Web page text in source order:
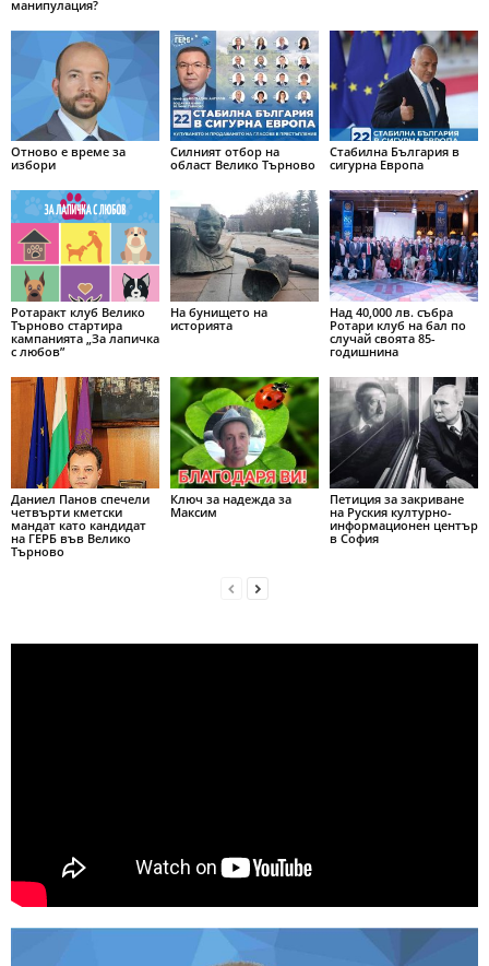
манипулация?
Отново е време за
избори
Силният отбор на
област Велико Търново
Стабилна България в
сигурна Европа
Ротаракт клуб Велико
Търново стартира
кампанията „За лапичка
с любов”
На бунището на
историята
Над 40,000 лв. събра
Ротари клуб на бал по
случай своята 85-
годишнина
Даниел Панов спечели
четвърти кметски
мандат като кандидат
на ГЕРБ във Велико
Търново
Ключ за надежда за
Максим
Петиция за закриване
на Руския културно-
информационен център
в София